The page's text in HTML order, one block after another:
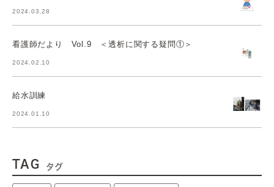
2024.03.28
看護師だより Vol.9 ＜透析に関する疑問①＞
2024.02.10
給水訓練
2024.01.10
TAG タグ